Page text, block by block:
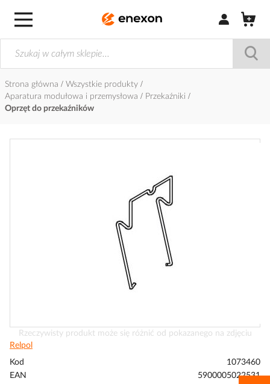
Zaloguj się /
Strona główna
Wszystkie produkty
Aparatura modułowa i przemysłowa
Przekaźniki
Oprzęt do przekaźników
Przejdź
na
początek
Rzeczywisty produkt może się różnić od pokazanego na zdjęciu
Relpol
Kod
1073460
EAN
5900005022531